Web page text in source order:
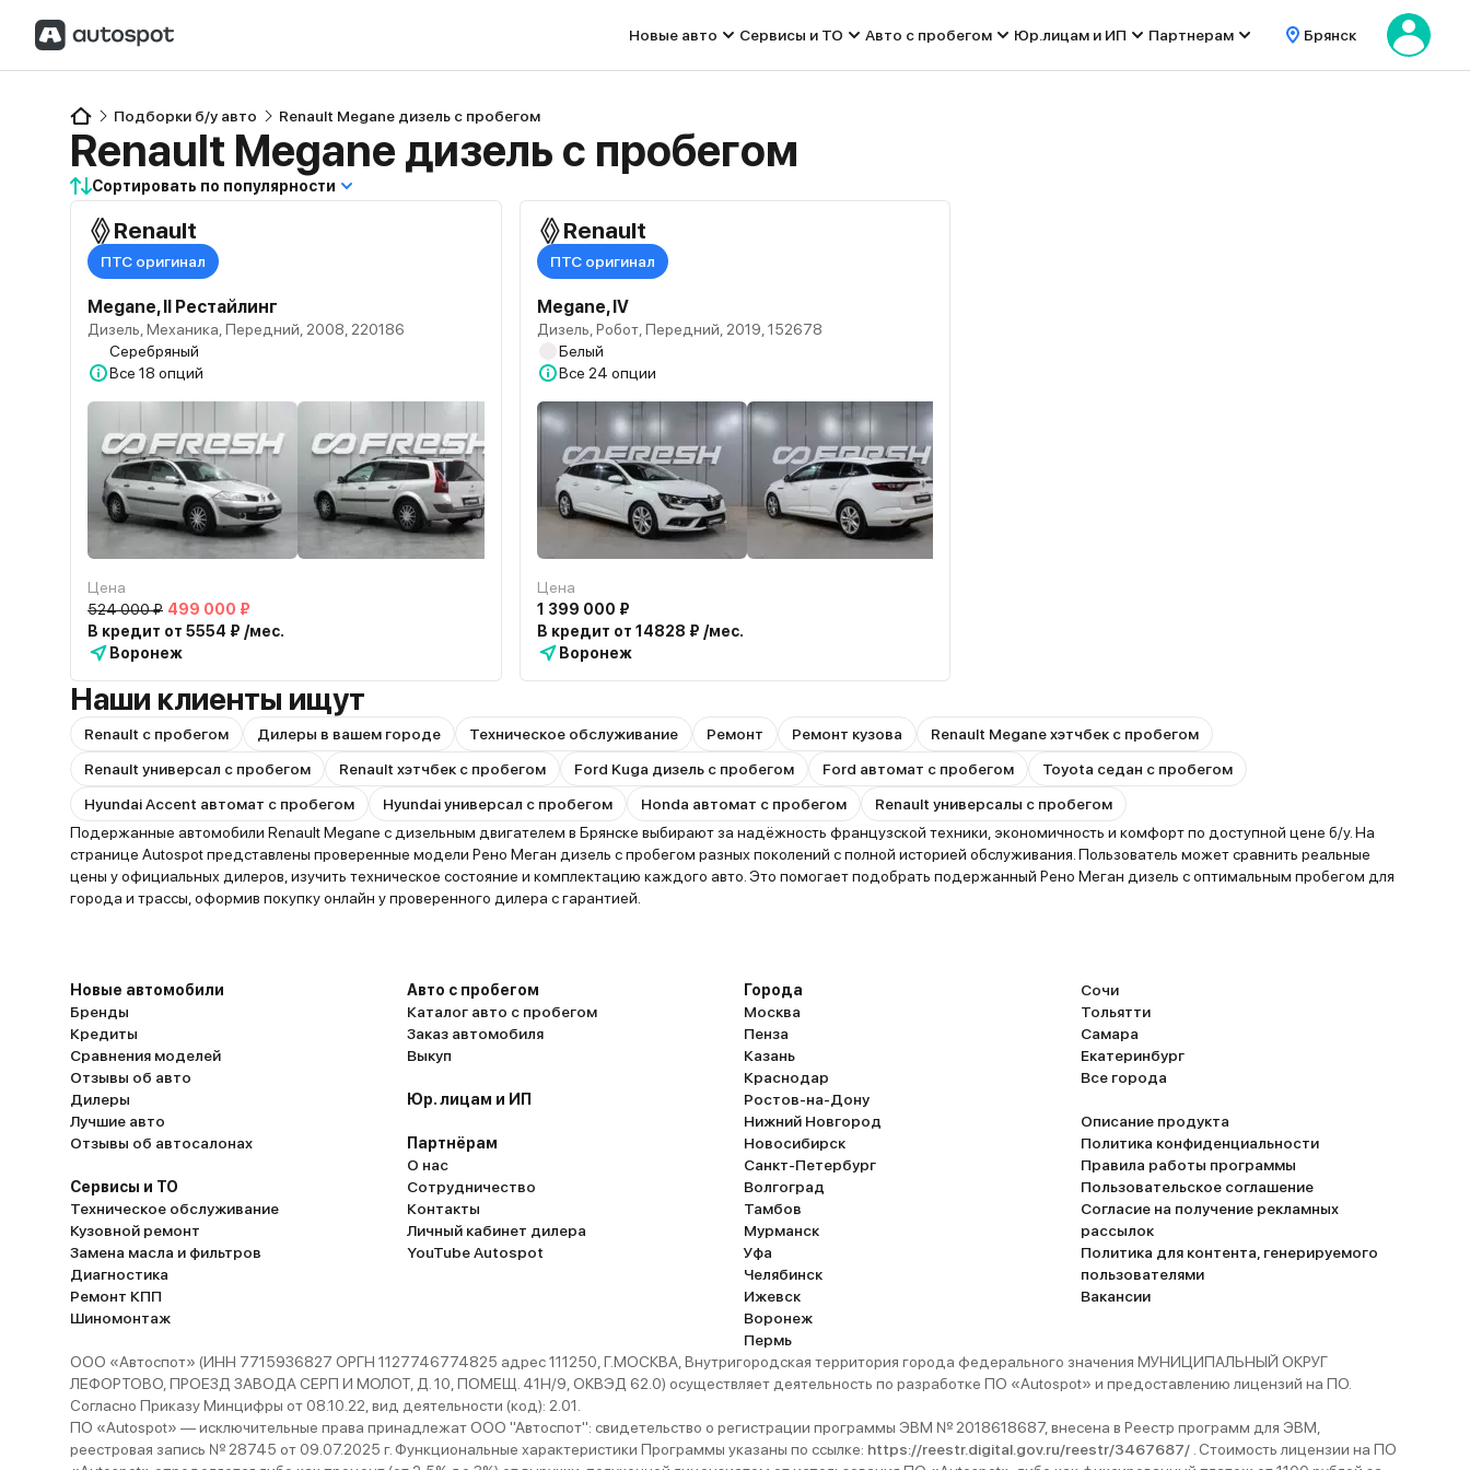
Новые авто Сервисы и ТО Авто с пробегом Юр.лицам и ИП Партнерам Брянск
Подборки б/у авто Renault Megane дизель с пробегом
Renault Megane дизель с пробегом
Сортировать по популярности
Renault
ПТС оригинал
Megane, II Рестайлинг
Дизель, Механика, Передний, 2008, 220186
Серебряный
Все 18 опций
Цена
524 000 ₽ 499 000 ₽
В кредит от 5554 ₽ /мес.
Воронеж
Renault
ПТС оригинал
Megane, IV
Дизель, Робот, Передний, 2019, 152678
Белый
Все 24 опции
Цена
1 399 000 ₽
В кредит от 14828 ₽ /мес.
Воронеж
Наши клиенты ищут
Renault с пробегом Дилеры в вашем городе Техническое обслуживание Ремонт Ремонт кузова
Renault Megane хэтчбек с пробегом
Renault универсал с пробегом
Renault хэтчбек с пробегом Ford Kuga дизель с пробегом Ford автомат с пробегом
Toyota седан с пробегом
Hyundai Accent автомат с пробегом
Hyundai универсал с пробегом Honda автомат с пробегом
Renault универсалы с пробегом
Подержанные автомобили Renault Megane с дизельным двигателем в Брянске выбирают за надёжность французской техники, экономичность и комфорт по доступной цене б/у. На
странице Autospot представлены проверенные модели Рено Меган дизель с пробегом разных поколений с полной историей обслуживания. Пользователь может сравнить реальные
цены у официальных дилеров, изучить техническое состояние и комплектацию каждого авто. Это помогает подобрать подержанный Рено Меган дизель с оптимальным пробегом для
города и трассы, оформив покупку онлайн у проверенного дилера с гарантией.
Новые автомобили
Бренды
Кредиты
Сравнения моделей
Отзывы об авто
Дилеры
Лучшие авто
Отзывы об автосалонах
Сервисы и ТО
Техническое обслуживание
Кузовной ремонт
Замена масла и фильтров
Диагностика
Ремонт КПП
Шиномонтаж
Авто с пробегом
Каталог авто с пробегом
Заказ автомобиля
Выкуп
Юр. лицам и ИП
Партнёрам
О нас
Сотрудничество
Контакты
Личный кабинет дилера
YouTube Autospot
Города
Москва
Пенза
Казань
Краснодар
Ростов-на-Дону
Нижний Новгород
Новосибирск
Санкт-Петербург
Волгоград
Тамбов
Мурманск
Уфа
Челябинск
Ижевск
Воронеж
Пермь
Сочи
Тольятти
Самара
Екатеринбург
Все города
Описание продукта
Политика конфиденциальности
Правила работы программы
Пользовательское соглашение
Согласие на получение рекламных
рассылок
Политика для контента, генерируемого
пользователями
Вакансии
ООО «Автоспот» (ИНН 7715936827 ОРГН 1127746774825 адрес 111250, Г.МОСКВА, Внутригородская территория города федерального значения МУНИЦИПАЛЬНЫЙ ОКРУГ
ЛЕФОРТОВО, ПРОЕЗД ЗАВОДА СЕРП И МОЛОТ, Д. 10, ПОМЕЩ. 41Н/9, ОКВЭД 62.0) осуществляет деятельность по разработке ПО «Autospot» и предоставлению лицензий на ПО.
Согласно Приказу Минцифры от 08.10.22, вид деятельности (код): 2.01.
ПО «Autospot» — исключительные права принадлежат ООО "Автоспот": свидетельство о регистрации программы ЭВМ № 2018618687, внесена в Реестр программ для ЭВМ,
реестровая запись № 28745 от 09.07.2025 г. Функциональные характеристики Программы указаны по ссылке: https://reestr.digital.gov.ru/reestr/3467687/ . Стоимость лицензии на ПО